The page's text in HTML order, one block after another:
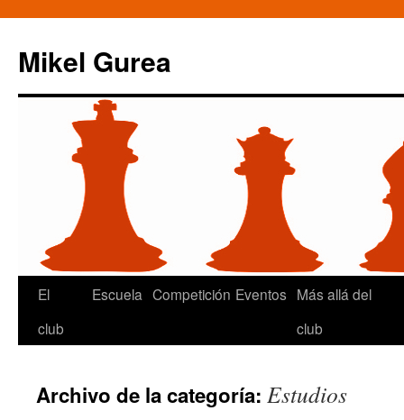
Mikel Gurea
Saltar
El
club
Escuela Competición Eventos Más allá del
club
Archivo de la categoría: Estudios